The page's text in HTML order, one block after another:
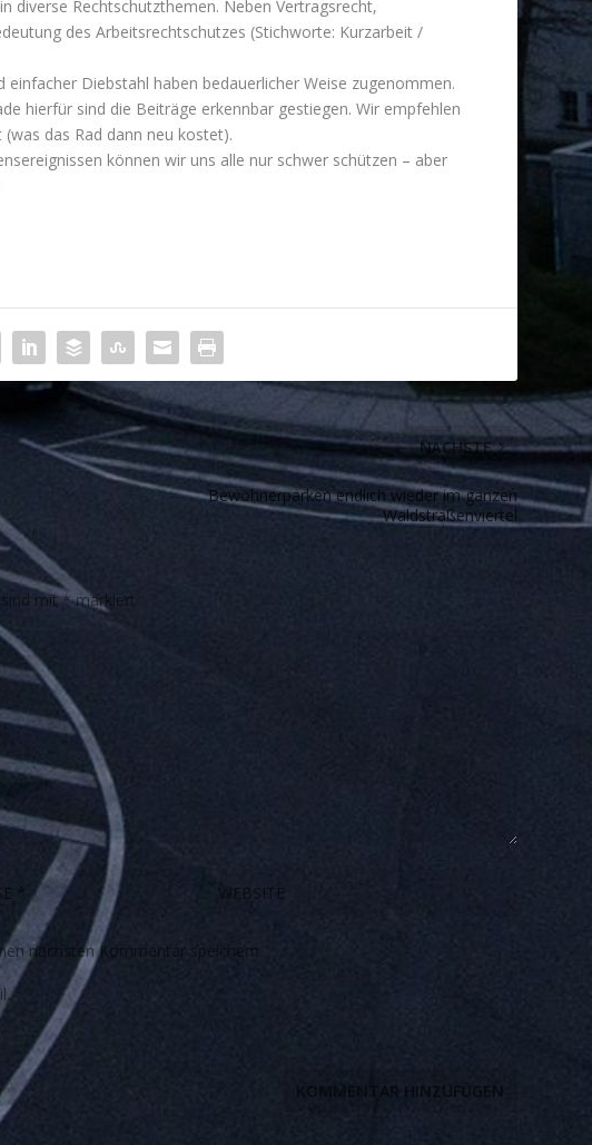
diverse Rechtschutzthemen. Neben Vertragsrecht,
des Arbeitsrechtschutzes (Stichworte: Kurzarbeit /
Diebstahl haben bedauerlicher Weise zugenommen.
hierfür sind die Beiträge erkennbar gestiegen. Wir empfehlen
das Rad dann neu kostet).
können wir uns alle nur schwer schützen – aber
NÄCHSTE
Bewohnerparken endlich wieder im ganzen
Waldstraßenviertel
sind mit*markiert
nächsten Kommentar speichern.